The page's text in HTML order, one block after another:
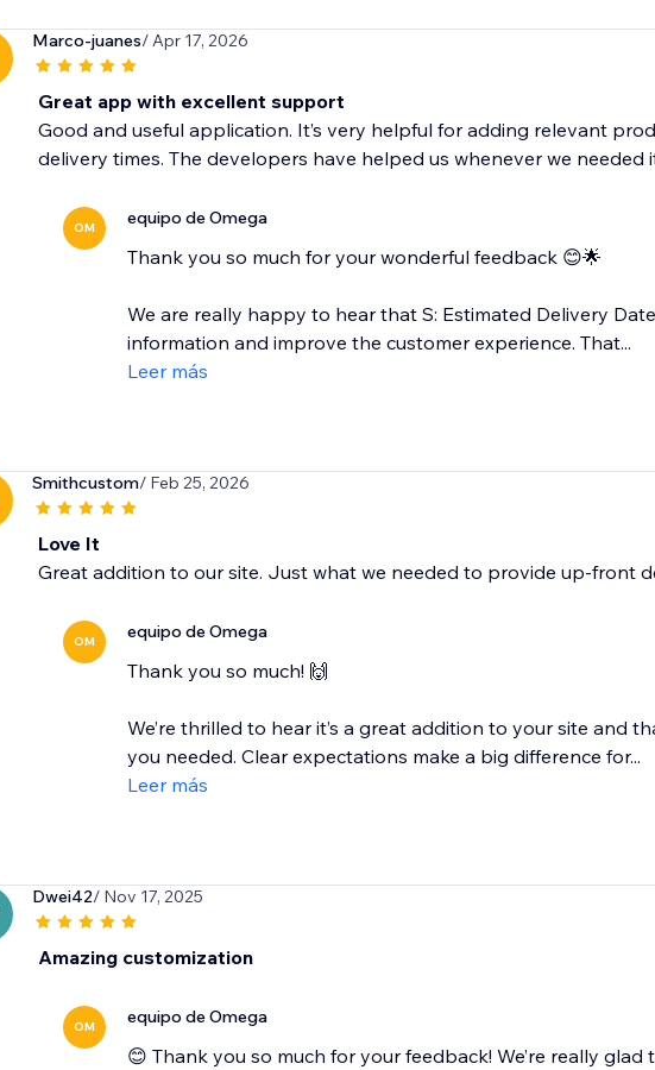
Marco-juanes/ Apr 17, 2026
Great app with excellent support
Good and useful application. It’s very helpful for adding relevant
delivery times. The developers have helped us whenever we needed
OM equipo de Omega
Thank you so much for your wonderful feedback 😊🌟
We are really happy to hear that S: Estimated Delivery
information and improve the customer experience. That...
Leer más
Smithcustom/ Feb 25, 2026
Love It
Great addition to our site. Just what we needed to provide up-front
OM equipo de Omega
Thank you so much! 🙌
We’re thrilled to hear it’s a great addition to your site and
you needed. Clear expectations make a big difference for...
Leer más
Dwei42/ Nov 17, 2025
Amazing customization
OM equipo de Omega
😊 Thank you so much for your feedback! We’re really